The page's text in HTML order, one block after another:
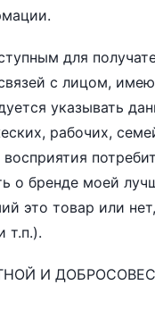
для
с лицом,
указывать
рабочих,
о бренде моей
это товар или
т.п.).
И